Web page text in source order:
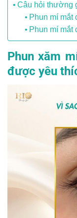
Câu hỏi thường
Phun mí
Phun mí mắt
Phun xăm
được yêu